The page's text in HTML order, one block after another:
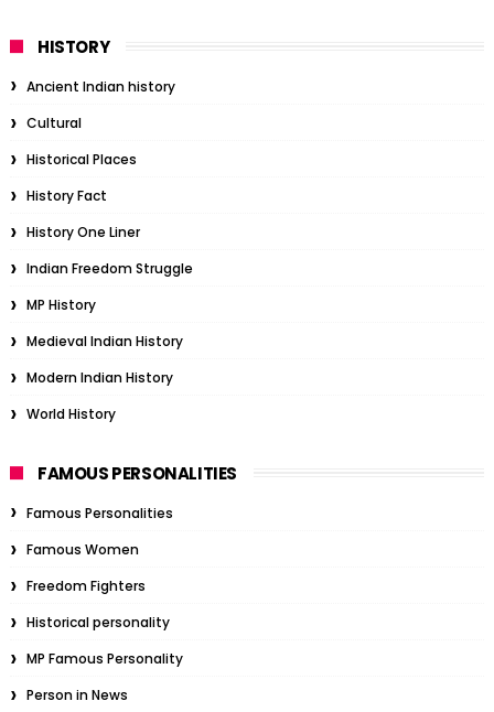
HISTORY
Ancient Indian history
Cultural
Historical Places
History Fact
History One Liner
Indian Freedom Struggle
MP History
Medieval Indian History
Modern Indian History
World History
FAMOUS PERSONALITIES
Famous Personalities
Famous Women
Freedom Fighters
Historical personality
MP Famous Personality
Person in News